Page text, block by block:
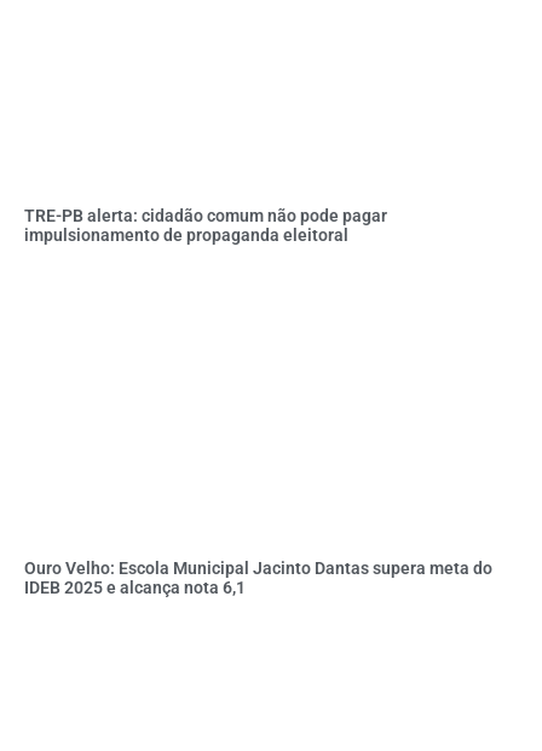
TRE-PB alerta: cidadão comum não pode pagar
impulsionamento de propaganda eleitoral
Ouro Velho: Escola Municipal Jacinto Dantas supera meta do
IDEB 2025 e alcança nota 6,1